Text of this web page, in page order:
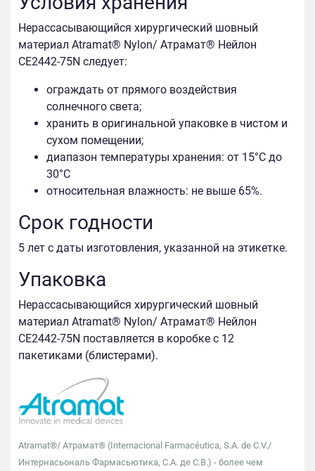
Нерассасывающийся хирургический шовный
материал Atramat® Nylon/ Атрамат® Нейлон
CE2442-75N следует:
ограждать от прямого воздействия
солнечного света;
хранить в оригинальной упаковке в чистом и
сухом помещении;
диапазон температуры хранения: от 15°С до
30°C
относительная влажность: не выше 65%.
Срок годности
5 лет с даты изготовления, указанной на этикетке.
Упаковка
Нерассасывающийся хирургический шовный
материал Atramat® Nylon/ Атрамат® Нейлон
CE2442-75N поставляется в коробке c 12
пакетиками (блистерами).
Atramat®/ Атрамат® (Internaсional Farmacéutica, S.A. de C.V./
Интернасьональ Фармасьютика, С.А. де С.В.) - более чем